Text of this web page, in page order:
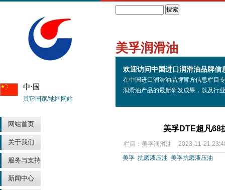
中·国
其它国家/地区网站
网站首页
关于我们
服务与支持
新闻中心
美孚润滑油
欢迎访问中国进口润滑油品牌信
在中国进口润滑油品牌官方信息栏目
润滑油产品的最新研发成果，以及行
美孚DTE超凡68
栏目： 美孚润滑油
2023-11-21
美孚 抗磨液压油 美孚抗磨液压油